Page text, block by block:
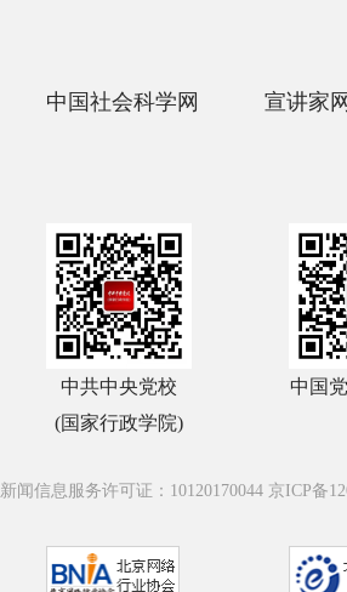
中国社会科学网 宣讲家
中共中央党校
(国家行政学院)
中国
闻信息服务许可证：10120170044 京ICP备